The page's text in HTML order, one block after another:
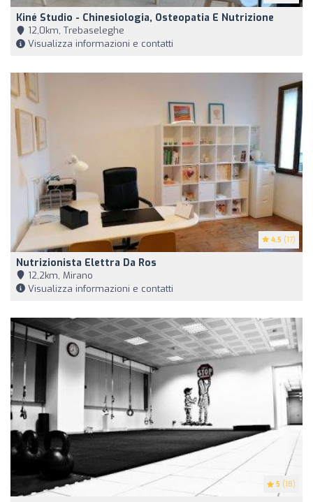
Kiné Studio - Chinesiologia, Osteopatia E Nutrizione
12,0km, Trebaseleghe
Visualizza informazioni e contatti
4.5 (17)
Nutrizionista Elettra Da Ros
12,2km, Mirano
Visualizza informazioni e contatti
5 (18)